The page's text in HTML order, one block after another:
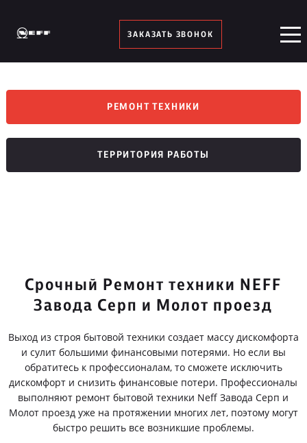
ЗАКАЗАТЬ ЗВОНОК
РЕМОНТ ТЕХНИКИ
ТЕРРИТОРИЯ РАБОТЫ
Срочный Ремонт техники NEFF
Завода Серп и Молот проезд
Выход из строя бытовой техники создает массу дискомфорта
и сулит большими финансовыми потерями. Но если вы
обратитесь к профессионалам, то сможете исключить
дискомфорт и снизить финансовые потери. Профессионалы
выполняют ремонт бытовой техники Neff Завода Серп и
Молот проезд уже на протяжении многих лет, поэтому могут
быстро решить все возникшие проблемы.